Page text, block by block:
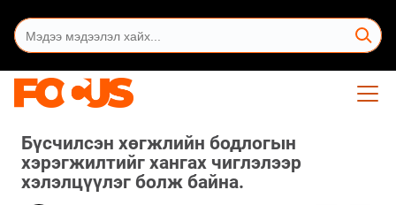
Бүсчилсэн хөгжлийн бодлогын
хэрэгжилтийг хангах чиглэлээр
хэлэлцүүлэг болж байна.